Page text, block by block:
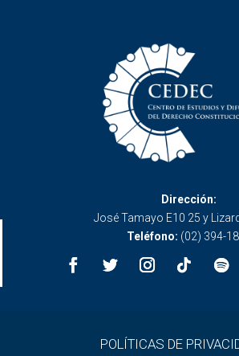
Dirección:
José Tamayo E10 25 y
Teléfono: (02) 394-
POLÍTICAS DE